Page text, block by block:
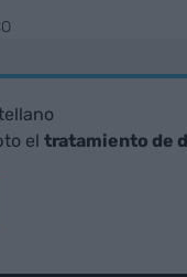
el tratamiento de